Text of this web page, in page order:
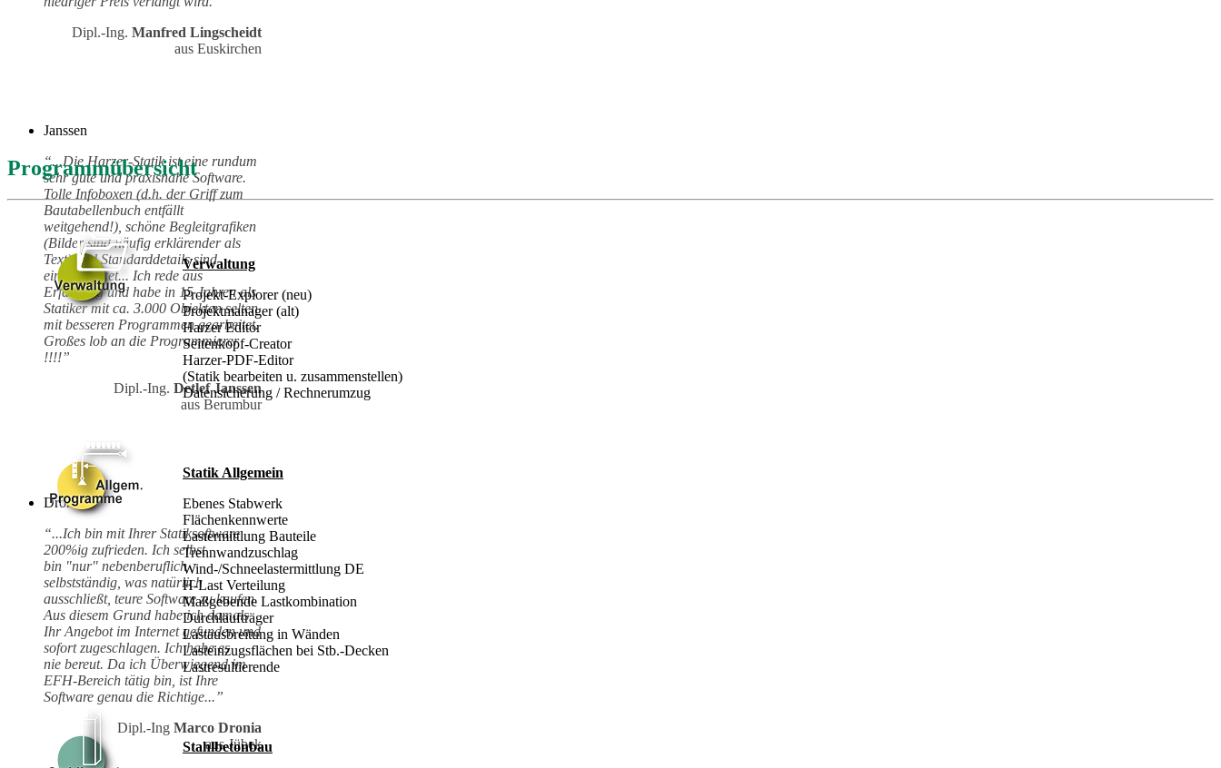
Dipl.-Ing. Manfred Lingscheidt
aus Euskirchen
Janssen
“...Die Harzer-Statik ist eine rundum
sehr gute und praxisnahe Software.
Tolle Infoboxen (d.h. der Griff zum
Bautabellenbuch entfällt
weitgehend!), schöne Begleitgrafiken
(Bilder sind häufig erklärender als
Text) und Standarddetails sind
eingearbeitet... Ich rede aus
Erfahrung und habe in 15 Jahren als
Statiker mit ca. 3.000 Objekten selten
mit besseren Programmen gearbeitet.
Großes lob an die Programmierer
!!!!”
Dipl.-Ing. Detlef Janssen
aus Berumbur
Dronia
“...Ich bin mit Ihrer Statiksoftware
200%ig zufrieden. Ich selbst
bin "nur" nebenberuflich
selbstständig, was natürlich
ausschließt, teure Software zu kaufen.
Aus diesem Grund habe ich damals
Ihr Angebot im Internet gefunden und
sofort zugeschlagen. Ich habe es
nie bereut. Da ich Überwiegend im
EFH-Bereich tätig bin, ist Ihre
Software genau die Richtige...”
Dipl.-Ing Marco Dronia
aus Jübek
Programmübersicht
Verwaltung
Projekt-Explorer (neu)
Projektmanager (alt)
Harzer Editor
Seitenkopf-Creator
Harzer-PDF-Editor
(Statik bearbeiten u. zusammenstellen)
Datensicherung / Rechnerumzug
Statik Allgemein
Ebenes Stabwerk
Flächenkennwerte
Lastermittlung Bauteile
Trennwandzuschlag
Wind-/Schneelastermittlung DE
H-Last Verteilung
Maßgebende Lastkombination
Durchlaufträger
Lastausbreitung in Wänden
Lasteinzugsflächen bei Stb.-Decken
Lastresultierende
Stahlbetonbau